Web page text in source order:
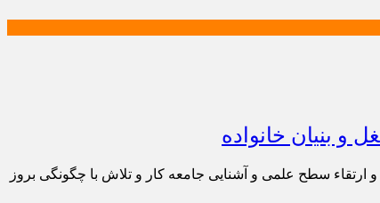
و بنیان خانواده
ارتقاء سطح علمی و آشنایی جامعه کار و تلاش با چگونگی بروز